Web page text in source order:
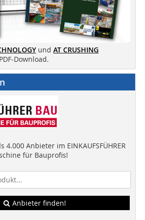
und AT CRUSHING
Download.
4.000 Anbieter im EINKAUFSFÜHRER
für Bauprofis!
Anbieter finden!